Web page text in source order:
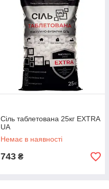
Сіль таблетована 25кг EXTRA
UA
Немає в наявності
743 ₴